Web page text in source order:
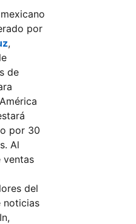
por
,
de
por 30
Al
ventas
del
noticias